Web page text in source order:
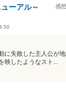
ーアル～ 感
に失敗した主人公が
映したようなスト...